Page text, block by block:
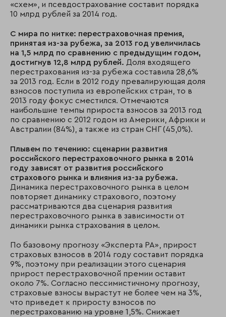
«схем», и псевдострахование составит порядка
10 млрд рублей за 2014 год.
С мира по нитке: перестраховочная премия,
принятая из-за рубежа, за 2013 год увеличилась
на 1,5 млрд по сравнению с предыдущим годом,
достигнув 12,8 млрд рублей. Доля входящего
перестрахования из-за рубежа составила 28,6%
за 2013 год. Если в 2012 году превалирующая доля
взносов поступила из европейских стран, то в
2013 году фокус сместился. Отмечаются
наибольшие темпы прироста взносов за 2013 год
по сравнению с 2012 годом из Америки, Африки и
Австралии (84%), а также из стран СНГ (45,0%).
Плывем по течению: сценарии развития
российского перестраховочного рынка в 2014
году зависят от развития российского
страхового рынка и влияния из-за рубежа.
Динамика перестраховочного рынка в целом
повторяет динамику страхового, поэтому
рассматриваются два сценария развития
перестраховочного рынка в зависимости от
динамики рынка страхования в целом.
По базовому прогнозу «Эксперта РА», прирост
страховых взносов в 2014 году составит порядка
9%, поэтому при реализации этого сценария
прирост перестраховочной премии оставит
около 7%. Согласно пессимистичному прогнозу,
страховые взносы вырастут не более чем на 3%,
что приведет к приросту взносов по
перестрахованию на уровне 1,5%. Снижает